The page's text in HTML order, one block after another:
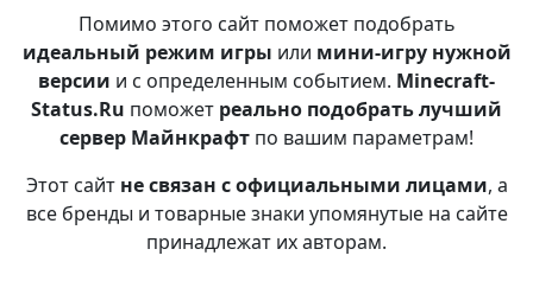
Помимо этого сайт поможет подобрать
идеальный режим игры или мини-игру нужной
версии и с определенным событием. Minecraft-
Status.Ru поможет реально подобрать лучший
сервер Майнкрафт по вашим параметрам!
Этот сайт не связан с официальными лицами, а
все бренды и товарные знаки упомянутые на сайте
принадлежат их авторам.